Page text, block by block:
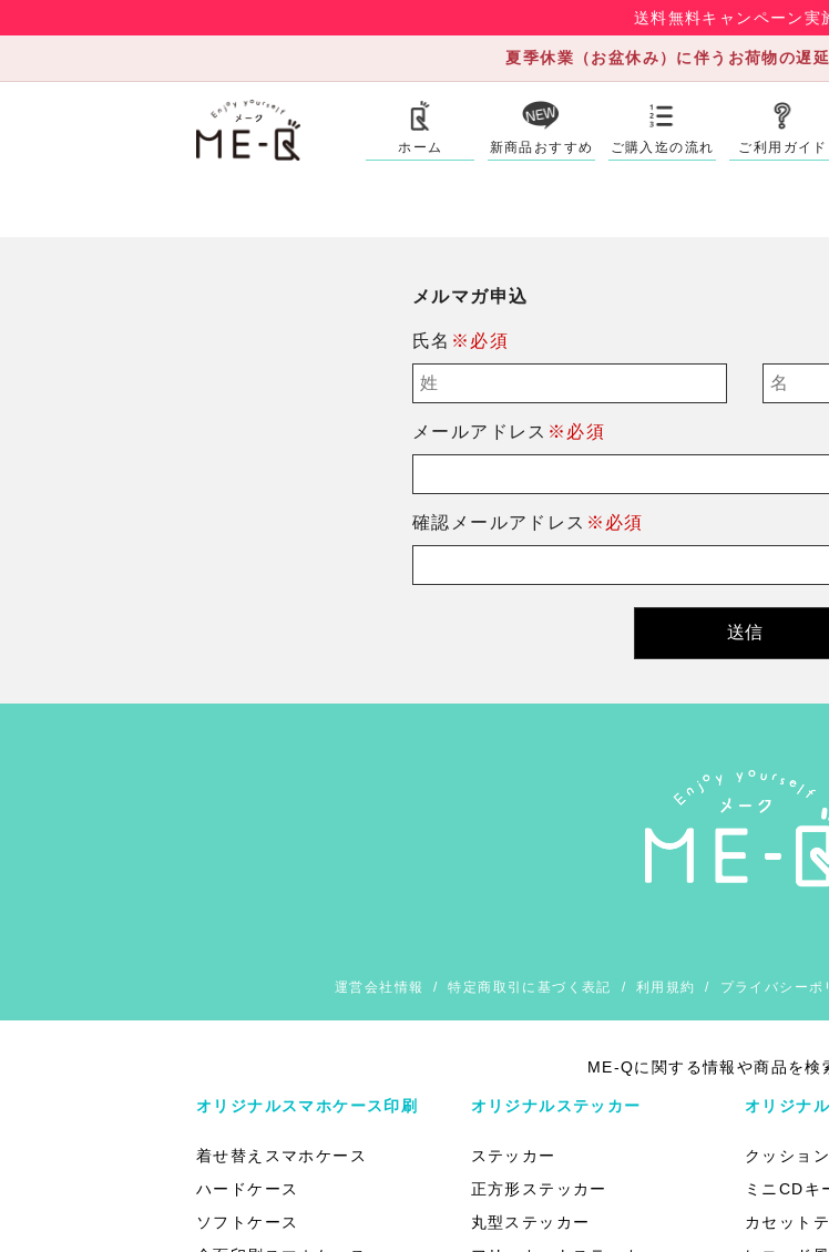
送料無料キャンペーン実
夏季休業（お盆休み）に伴うお荷物の遅
ホーム 新商品おすすめ ご購入迄の流れ ご利用ガイド
メルマガ申込
氏名 ※必須
メールアドレス ※必須
確認メールアドレス ※必須
運営会社情報 /特定商取引に基づく表記 / 利用規約 / プライバシーポ
ME-Qに関する情報や商品を検
オリジナルスマホケース印刷
着せ替えスマホケース
ハードケース
ソフトケース
オリジナルステッカー
ステッカー
正方形ステッカー
丸型ステッカー
オリジナ
クッショ
ミニCDキ
カセット